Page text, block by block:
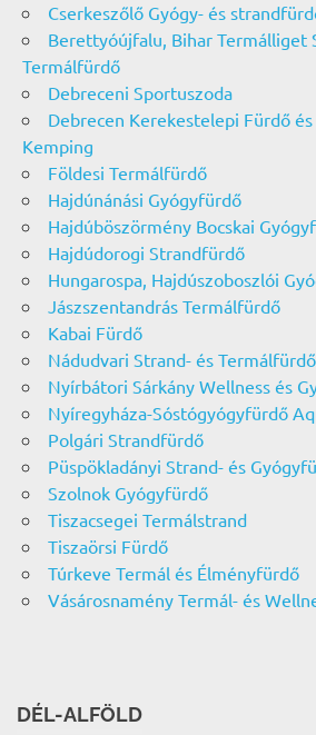
Cserkeszőlő Gyógy- és
Berettyóújfalu, Bihar Termálliget
Termálfürdő
Debreceni Sportuszoda
Debrecen Kerekestelepi Fürdő és
Kemping
Földesi Termálfürdő
Hajdúnánási Gyógyfürdő
Hajdúböszörmény Bocskai
Hajdúdorogi Strandfürdő
Hungarospa, Hajdúszoboszlói
Jászszentandrás Termálfürdő
Kabai Fürdő
Nádudvari Strand- és Termálfürdő
Nyírbátori Sárkány Wellness és
Nyíregyháza-Sóstógyógyfürdő
Polgári Strandfürdő
Püspökladányi Strand- és
Szolnok Gyógyfürdő
Tiszacsegei Termálstrand
Tiszaörsi Fürdő
Túrkeve Termál és Élményfürdő
Vásárosnamény Termál- és
DÉL-ALFÖLD